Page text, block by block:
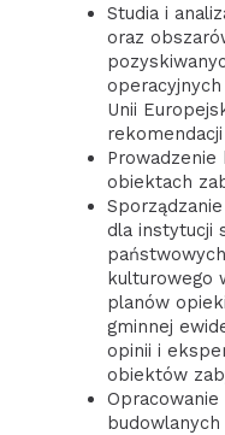
Studia i
oraz
Unii
obiektach
dla instytucji
kulturowego
planów
gminnej
opinii i
obiektów